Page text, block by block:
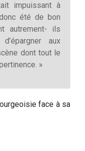
impuissant à
été de bon
autrement- ils
aux
dont tout le
»
face à sa